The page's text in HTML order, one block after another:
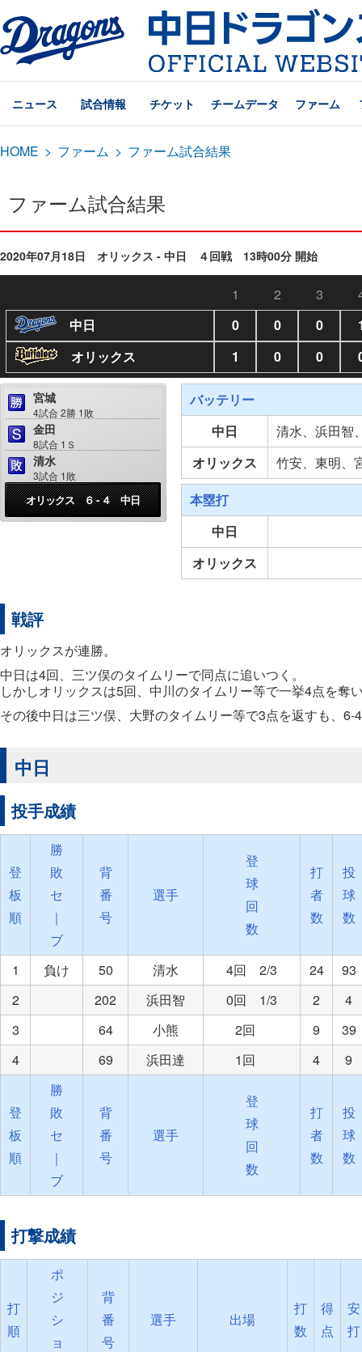
ニュース 試合情報 チケット チームデータ ファーム
HOME > ファーム > ファーム試合結果
ファーム試合結果
2020年07月18日 オリックス - 中日 ４回戦 13時00分 開始
1 2 3
中日
0 0 0
オリックス
1 0 0
宮城
4試合 2勝 1敗
金田
8試合 1Ｓ
清水
3試合 1敗
オリックス ６ - ４ 中日
バッテリー
中日
清水、浜田智
オリックス
竹安、東明、
本塁打
中日
オリックス
戦評
オリックスが連勝。
中日は4回、三ツ俣のタイムリーで同点に追いつく。
しかしオリックスは5回、中川のタイムリー等で一挙4点を奪
その後中日は三ツ俣、大野のタイムリー等で3点を返すも、6-
中日
投手成績
登
板
順
勝
敗
セ
｜
ブ
背
番
号
選手
登
球
回
数
打
者
数
投
球
数
1 負け 50 清水 4回 2/3 24
93
2
202 浜田智 0回 1/3 2
4
3
64 小熊 2回 9
39
4
69 浜田達 1回 4 9
登
板
順
勝
敗
セ
｜
ブ
背
番
号
選手
登
球
回
数
打
者
数
投
球
数
打撃成績
打
順
ポ
ジ
シ
ョ
背
番
号
選手 出場
打
数
得
点
安
打